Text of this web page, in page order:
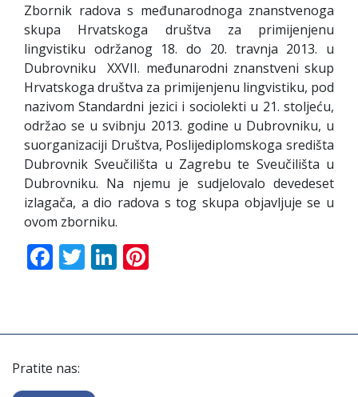
Zbornik radova s međunarodnoga znanstvenoga
skupa Hrvatskoga društva za primijenjenu
lingvistiku održanog 18. do 20. travnja 2013. u
Dubrovniku XXVII. međunarodni znanstveni skup
Hrvatskoga društva za primijenjenu lingvistiku, pod
nazivom Standardni jezici i sociolekti u 21. stoljeću,
održao se u svibnju 2013. godine u Dubrovniku, u
suorganizaciji Društva, Poslijediplomskoga središta
Dubrovnik Sveučilišta u Zagrebu te Sveučilišta u
Dubrovniku. Na njemu je sudjelovalo devedeset
izlagača, a dio radova s tog skupa objavljuje se u
ovom zborniku.
Facebook
TwitterLinkedIn
Pratite nas: